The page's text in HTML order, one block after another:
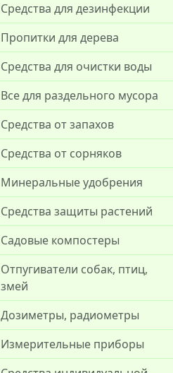
Средства для дезинфекции
Пропитки для дерева
Средства для очистки воды
Все для раздельного мусора
Средства от запахов
Средства от сорняков
Минеральные удобрения
Средства защиты растений
Садовые компостеры
Отпугиватели собак, птиц,
змей
Дозиметры, радиометры
Измерительные приборы